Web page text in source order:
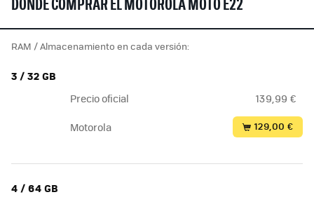
DÓNDE COMPRAR EL MOTOROLA MOTO E22
RAM / Almacenamiento en cada versión:
3 / 32 GB
Precio oficial 139,99 €
Motorola 129,00 €
4 / 64 GB